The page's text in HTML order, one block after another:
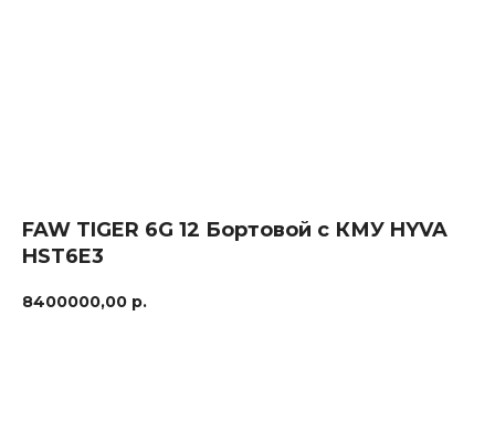
FAW TIGER 6G 12 Бортовой с КМУ HYVA
HST6E3
8400000,00 р.